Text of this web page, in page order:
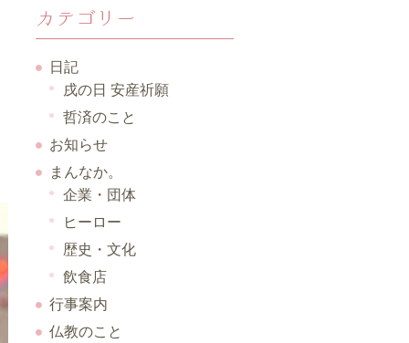
カテゴリー
日記
戌の日 安産祈願
哲済のこと
お知らせ
まんなか。
企業・団体
ヒーロー
歴史・文化
飲食店
行事案内
仏教のこと